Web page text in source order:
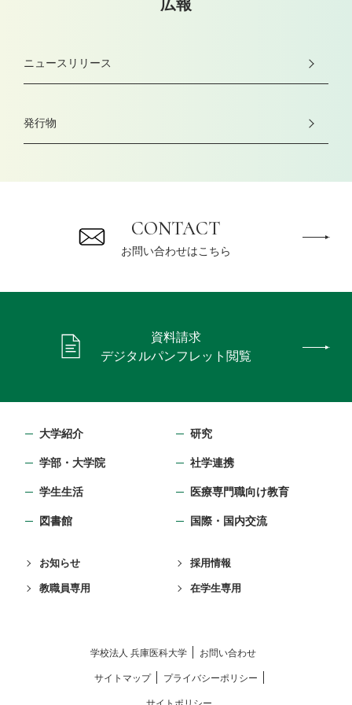
広報
ニュースリリース
発行物
CONTACT
お問い合わせはこちら
資料請求
デジタルパンフレット閲覧
大学紹介 研究
学部・⼤学院 社学連携
学生生活 医療専門職向け教育
図書館 国際・国内交流
お知らせ 採用情報
教職員専用 在学生専用
学校法⼈ 兵庫医科⼤学 お問い合わせ
サイトマップ プライバシーポリシー